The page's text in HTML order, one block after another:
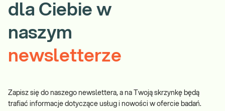
dla Ciebie w
naszym
newsletterze
Zapisz się do naszego newslettera, a na Twoją skrzynkę będą
trafiać informacje dotyczące usług i nowości w ofercie badań.